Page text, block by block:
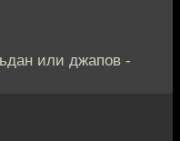
или джапов -